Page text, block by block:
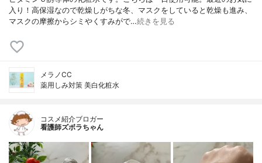
入り！高保湿なので乾燥しがちな冬、マスクをしていると乾燥も進み、
マスクの摩擦からシミやくすみがで…続きを見る
メラノCC
薬用しみ対策 美白化粧水
コスメ紹介ブロガー
看護師ズボラちゃん